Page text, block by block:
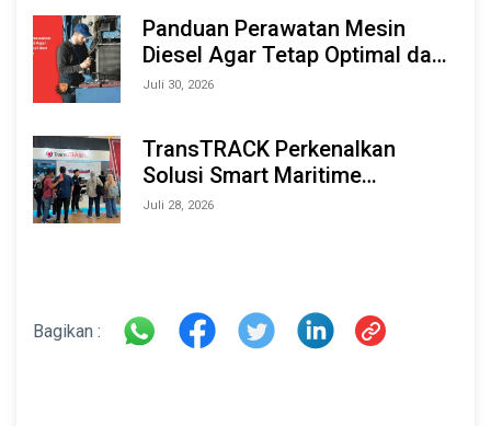
Panduan Perawatan Mesin
Diesel Agar Tetap Optimal dan
Tahan Lama
Juli 30, 2026
TransTRACK Perkenalkan
Solusi Smart Maritime
Monitoring Berbasis AI dan IoT
Juli 28, 2026
Bagikan :